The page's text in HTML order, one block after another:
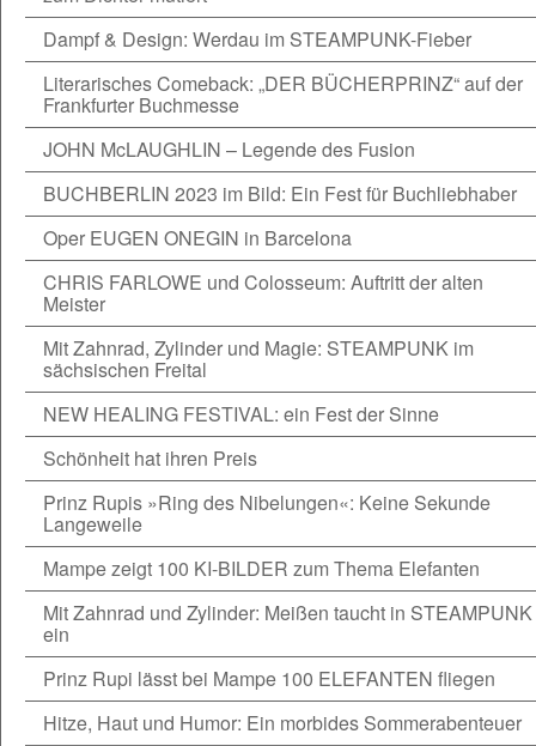
Dampf & Design: Werdau im STEAMPUNK-Fieber
Literarisches Comeback: „DER BÜCHERPRINZ“ auf der
Frankfurter Buchmesse
JOHN McLAUGHLIN – Legende des Fusion
BUCHBERLIN 2023 im Bild: Ein Fest für Buchliebhaber
Oper EUGEN ONEGIN in Barcelona
CHRIS FARLOWE und Colosseum: Auftritt der alten
Meister
Mit Zahnrad, Zylinder und Magie: STEAMPUNK im
sächsischen Freital
NEW HEALING FESTIVAL: ein Fest der Sinne
Schönheit hat ihren Preis
Prinz Rupis »Ring des Nibelungen«: Keine Sekunde
Langeweile
Mampe zeigt 100 KI-BILDER zum Thema Elefanten
Mit Zahnrad und Zylinder: Meißen taucht in STEAMPUNK
ein
Prinz Rupi lässt bei Mampe 100 ELEFANTEN fliegen
Hitze, Haut und Humor: Ein morbides Sommerabenteuer